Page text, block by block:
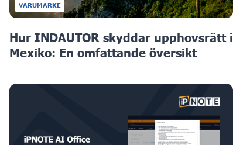
VARUMÄRKE
Hur INDAUTOR skyddar upphovsrätt i
Mexiko: En omfattande översikt